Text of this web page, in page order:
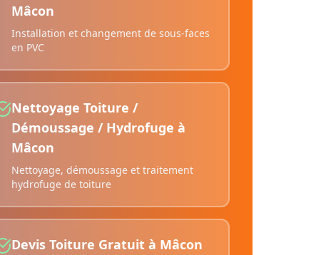
Mâcon
Installation et changement de sous-faces
en PVC
Nettoyage Toiture /
Démoussage / Hydrofuge à
Mâcon
Nettoyage, démoussage et traitement
hydrofuge de toiture
Devis Toiture Gratuit à Mâcon